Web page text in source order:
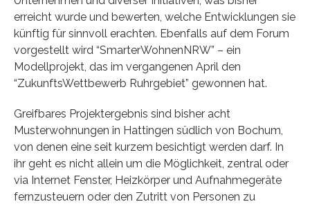
erreicht wurde und bewerten, welche Entwicklungen sie
künftig für sinnvoll erachten. Ebenfalls auf dem Forum
vorgestellt wird “SmarterWohnenNRW” – ein
Modellprojekt, das im vergangenen April den
“ZukunftsWettbewerb Ruhrgebiet” gewonnen hat.
Greifbares Projektergebnis sind bisher acht
Musterwohnungen in Hattingen südlich von Bochum,
von denen eine seit kurzem besichtigt werden darf. In
ihr geht es nicht allein um die Möglichkeit, zentral oder
via Internet Fenster, Heizkörper und Aufnahmegeräte
fernzusteuern oder den Zutritt von Personen zu